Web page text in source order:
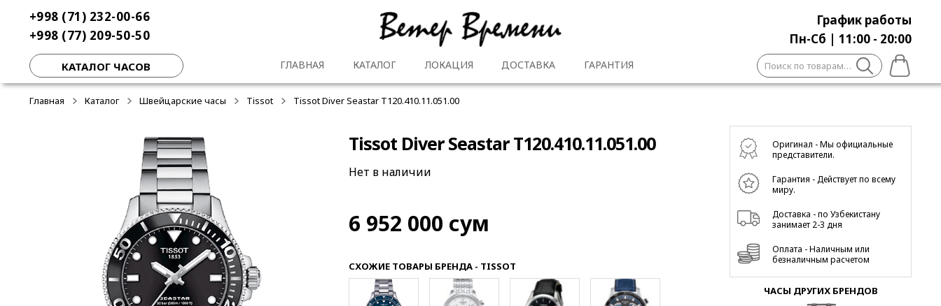
навигации
содержимому
+998 (71) 232-00-66
+998 (77) 209-50-50
График работы
Пн-Сб | 11:00 - 20:00
КАТАЛОГ ЧАСОВ ГЛАВНАЯ КАТАЛОГ ЛОКАЦИЯ ДОСТАВКА ГАРАНТИЯ Искать:
Главная Каталог Швейцарские часы Tissot Tissot Diver Seastar T120.410.11.051.00
Tissot Diver Seastar T120.410.11.051.00
Нет в наличии
6 952 000 сум
СХОЖИЕ ТОВАРЫ БРЕНДА - TISSOT
Оригинал - Мы официальные
представители.
Гарантия - Действует по всему
миру.
Доставка - по Узбекистану
занимает 2-3 дня
Оплата - Наличным или
безналичным расчетом
ЧАСЫ ДРУГИХ БРЕНДОВ